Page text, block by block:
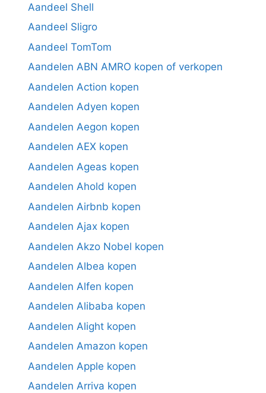
Aandeel Shell
Aandeel Sligro
Aandeel TomTom
Aandelen ABN AMRO kopen of verkopen
Aandelen Action kopen
Aandelen Adyen kopen
Aandelen Aegon kopen
Aandelen AEX kopen
Aandelen Ageas kopen
Aandelen Ahold kopen
Aandelen Airbnb kopen
Aandelen Ajax kopen
Aandelen Akzo Nobel kopen
Aandelen Albea kopen
Aandelen Alfen kopen
Aandelen Alibaba kopen
Aandelen Alight kopen
Aandelen Amazon kopen
Aandelen Apple kopen
Aandelen Arriva kopen